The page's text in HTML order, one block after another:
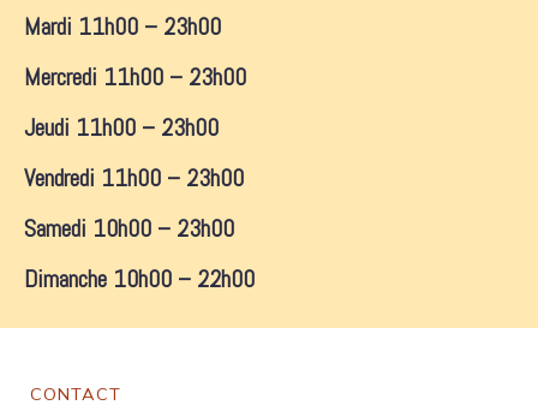
Mardi 11h00 – 23h00
Mercredi 11h00 – 23h00
Jeudi 11h00 – 23h00
Vendredi 11h00 – 23h00
Samedi 10h00 – 23h00
Dimanche 10h00 – 22h00
CONTACT